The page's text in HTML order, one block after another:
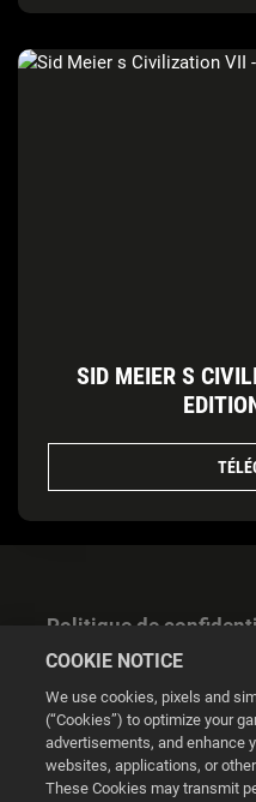
SID MEIER S
Politique de
Gestion
COOKIE NOTICE
We use cookies, pixels and
(“Cookies”) to optimize your
advertisements, and enhance
websites, applications, or
These Cookies may transmit